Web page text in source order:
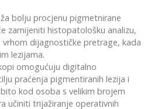
bolju procjenu pigmetnirane
zamijeniti histopatološku analizu,
dijagnostičke pretrage, kada
lezijama.
omogućuju digitalno
praćenja pigmentiranih lezija i
kod osoba s velikim brojem
učiniti trijažiranje operativnih